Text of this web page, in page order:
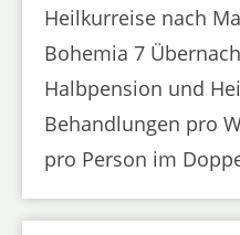
Heilkurreise nach
Bohemia 7
Halbpension und
Behandlungen pro
pro Person im